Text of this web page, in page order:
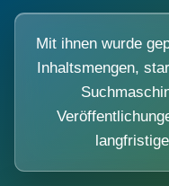
Mit ihnen wurde
Inhaltsmengen,